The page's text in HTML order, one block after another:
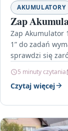
AKUMULATORY
Zap
Zap Akumulator
1” do zadań
sprawdzi się
5 minuty czytania
Czytaj więcej